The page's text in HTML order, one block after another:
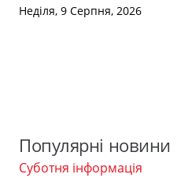
Неділя, 9 Серпня, 2026
Популярні новини
Суботня інформація